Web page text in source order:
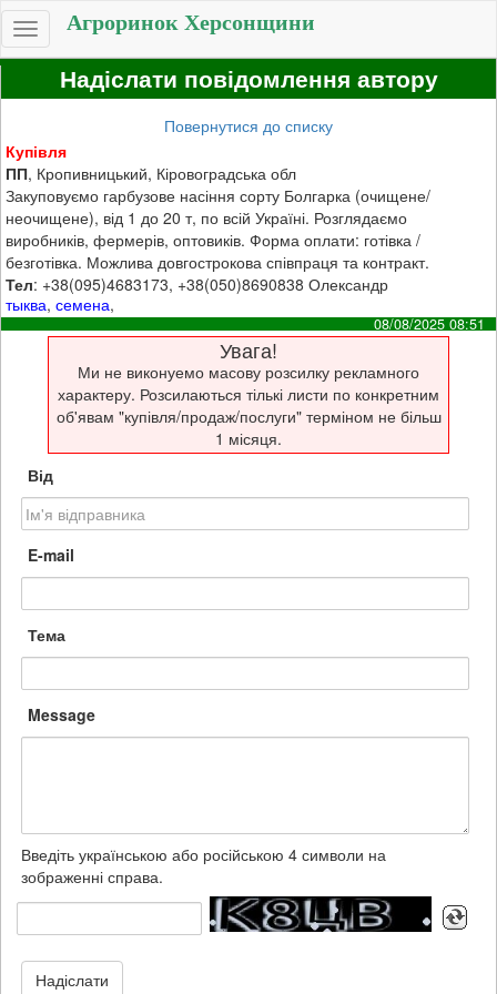
Toggle
navigation
Агроринок Херсонщини
Надіслати повідомлення автору
Повернутися до списку
Купівля
ПП, Кропивницький, Кіровоградська обл
Закуповуємо гарбузове насіння сорту Болгарка (очищене/
неочищене), від 1 до 20 т, по всій Україні. Розглядаємо
виробників, фермерів, оптовиків. Форма оплати: готівка /
безготівка. Можлива довгострокова співпраця та контракт.
Тел: +38(095)4683173, +38(050)8690838 Олександр
тыква,семена,
08/08/2025 08:51
Увага!
Ми не виконуемо масову розсилку рекламного
характеру. Розсилаються тількі листи по конкретним
об'явам "купівля/продаж/послуги" терміном не більш
1 місяця.
Від
E-mail
Тема
Message
Введіть українською або російською 4 символи на
зображенні справа.
Надіслати